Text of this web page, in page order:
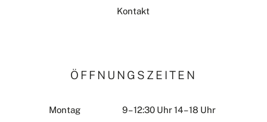
Kontakt
ÖFFNUNGSZEITEN
Montag
9 – 12:30 Uhr 14 – 18 Uhr